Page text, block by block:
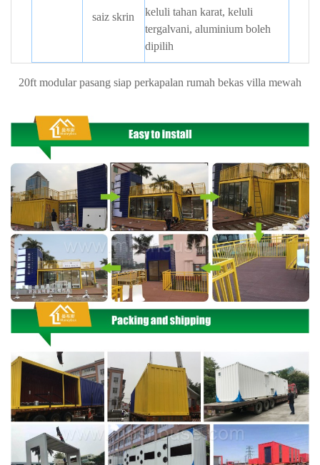
saiz skrin
keluli tahan karat, keluli
tergalvani, aluminium boleh
dipilih
20ft modular pasang siap perkapalan rumah bekas villa mewah